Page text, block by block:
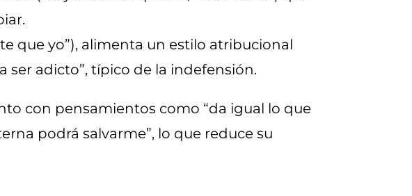
que yo”), alimenta un estilo atribucional
adicto”, típico de la indefensión.
con pensamientos como “da igual lo que
podrá salvarme”, lo que reduce su